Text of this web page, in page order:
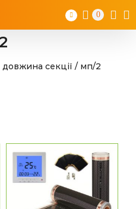
0
секції / мп/2